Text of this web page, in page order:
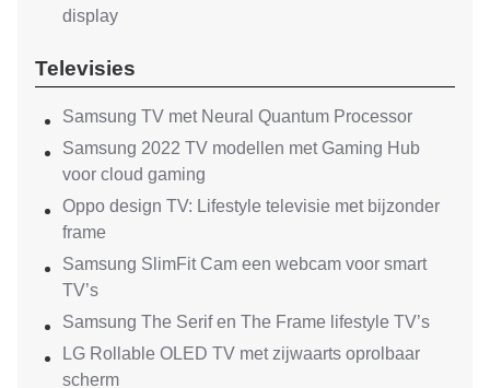
display
Televisies
Samsung TV met Neural Quantum Processor
Samsung 2022 TV modellen met Gaming Hub
voor cloud gaming
Oppo design TV: Lifestyle televisie met bijzonder
frame
Samsung SlimFit Cam een webcam voor smart
TV’s
Samsung The Serif en The Frame lifestyle TV’s
LG Rollable OLED TV met zijwaarts oprolbaar
scherm